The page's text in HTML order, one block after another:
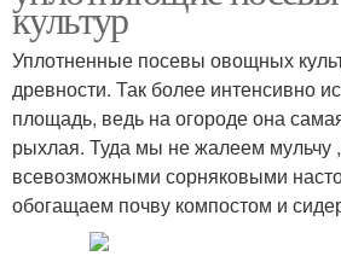
культур
Уплотненные посевы овощных
древности. Так более интенсивно
площадь, ведь на огороде она
рыхлая. Туда мы не жалеем мульчу
всевозможными сорняковыми
обогащаем почву компостом и